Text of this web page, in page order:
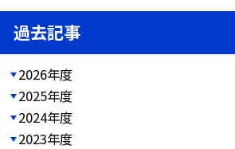
過去記事
2026年度
2025年度
2024年度
2023年度